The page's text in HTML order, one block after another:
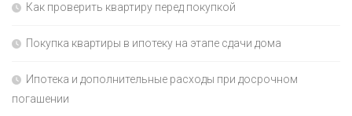
Как проверить квартиру перед покупкой
Покупка квартиры в ипотеку на этапе сдачи дома
Ипотека и дополнительные расходы при досрочном
погашении